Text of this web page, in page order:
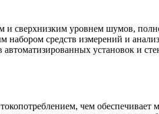
сверхнизким уровнем шумов,
средств измерений и
установок и
чем обеспечивает